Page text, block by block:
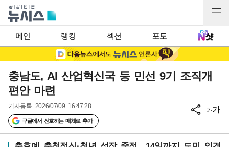
메인 랭킹 섹션 포토
충남도, AI 산업혁신국 등 민선 9기 조직개
편안 마련
기사등록 2026/07/09 16:47:28
구글에서 선호하는 매체로 추가
가가